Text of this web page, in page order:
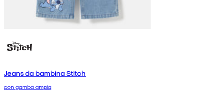
Jeans da bambina Stitch
con gamba ampia